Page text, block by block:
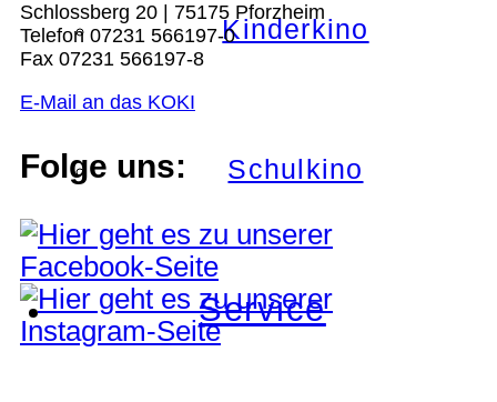
Kinderkino
Schulkino
Service
Schlossberg 20 | 75175 Pforzheim
Telefon 07231 566197-0
Fax 07231 566197-8
E-Mail an das KOKI
Folge uns: